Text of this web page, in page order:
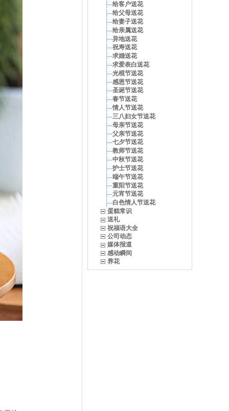
给客户送花
给父母送花
给妻子送花
给亲属送花
异地送花
祝寿送花
求婚送花
求爱表白送花
光棍节送花
感恩节送花
圣诞节送花
春节送花
情人节送花
三八妇女节送花
母亲节送花
父亲节送花
七夕节送花
教师节送花
中秋节送花
护士节送花
端午节送花
重阳节送花
元宵节送花
白色情人节送花
蛋糕常识
送礼
祝福语大全
公司动态
媒体报道
感动瞬间
养花